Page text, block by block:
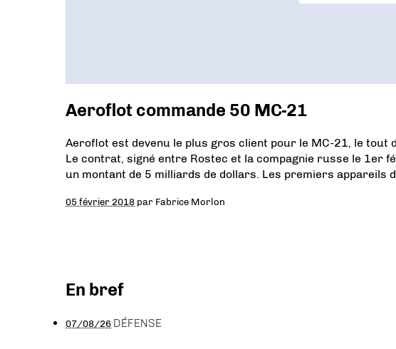
Aeroflot commande 50 MC-21
Aeroflot est devenu le plus gros client pour le MC-21, le
Le contrat, signé entre Rostec et la compagnie russe le 1er
un montant de 5 milliards de dollars. Les premiers
05 février 2018 par Fabrice Morlon
En bref
07/08/26 DÉFENSE